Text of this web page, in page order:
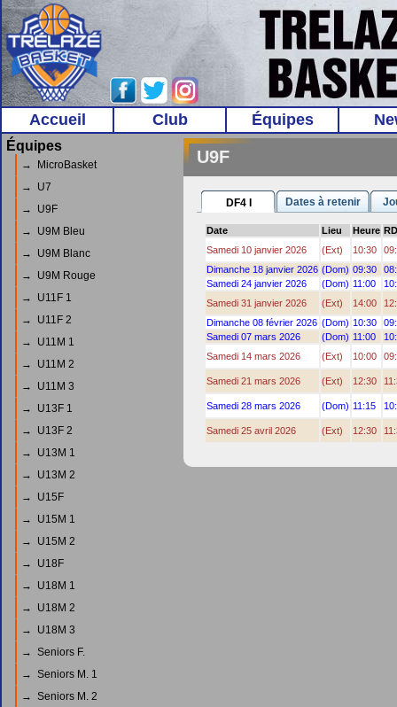
Accueil Club Équipes
Équipes
→ MicroBasket
→ U7
→ U9F
→ U9M Bleu
→ U9M Blanc
→ U9M Rouge
→ U11F 1
→ U11F 2
→ U11M 1
→ U11M 2
→ U11M 3
→ U13F 1
→ U13F 2
→ U13M 1
→ U13M 2
→ U15F
→ U15M 1
→ U15M 2
→ U18F
→ U18M 1
→ U18M 2
→ U18M 3
→ Seniors F.
→ Seniors M. 1
→ Seniors M. 2
U9F
DF4 I Dates à retenir
Date Lieu Heure
Samedi 10 janvier 2026
(Ext) 10:30
Dimanche 18 janvier 2026 (Dom) 09:30
Samedi 24 janvier 2026
(Dom) 11:00
Samedi 31 janvier 2026
(Ext) 14:00
Dimanche 08 février 2026 (Dom) 10:30
Samedi 07 mars 2026
(Dom) 11:00
Samedi 14 mars 2026
(Ext) 10:00
Samedi 21 mars 2026 (Ext) 12:30
Samedi 28 mars 2026 (Dom) 11:15
Samedi 25 avril 2026 (Ext) 12:30